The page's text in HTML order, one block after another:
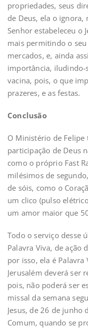
propriedades, seus
de Deus, ela o ignora,
Senhor estabeleceu o
mais permitindo o
mercados, e, ainda
importância, iludindo-
vacina, pois, o que
prazeres, e as festas.
Conclusão
O Ministério de
participação de Deus
como o próprio Fast
milésimos de
de sóis, como o
um clico (pulso
um amor maior que
Todo o serviço desse
Palavra Viva, de ação
por isso, ela é Palavra
Jerusalém deverá ser
pois, não poderá ser
missal da semana
Jesus, de 26 de junho
Comum, quando se